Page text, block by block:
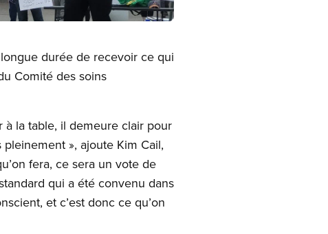
durée de recevoir ce qui
Comité des soins
la table, il demeure clair pour
», ajoute Kim Cail,
fera, ce sera un vote de
qui a été convenu dans
et c’est donc ce qu’on